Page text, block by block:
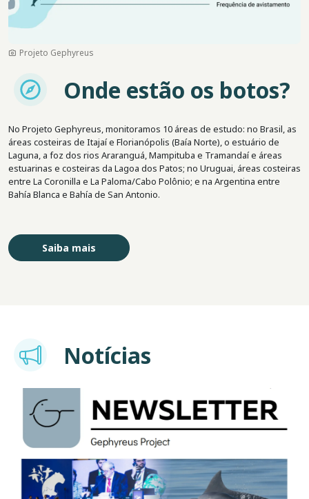
Projeto Gephyreus
Imagem Onde estão os botos?
No Projeto Gephyreus, monitoramos 10 áreas de estudo: no Brasil, as
áreas costeiras de Itajaí e Florianópolis (Baía Norte), o estuário de
Laguna, a foz dos rios Araranguá, Mampituba e Tramandaí e áreas
estuarinas e costeiras da Lagoa dos Patos; no Uruguai, áreas costeiras
entre La Coronilla e La Paloma/Cabo Polônio; e na Argentina entre
Bahía Blanca e Bahía de San Antonio.
Saiba mais
Imagem Notícias
Imagem